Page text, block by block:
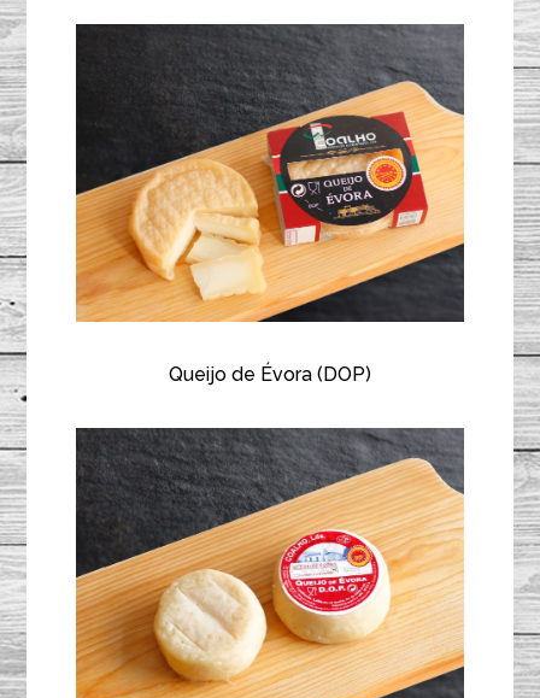
Queijo de Évora (DOP)